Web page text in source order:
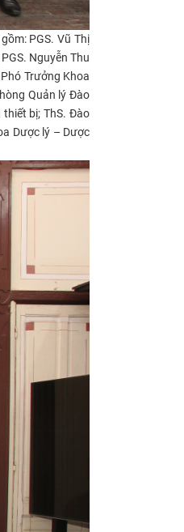
PGS. Vũ Thị
Nguyễn Thu
Trưởng Khoa
Quản lý Đào
bị; ThS. Đào
Dược lý – Dược